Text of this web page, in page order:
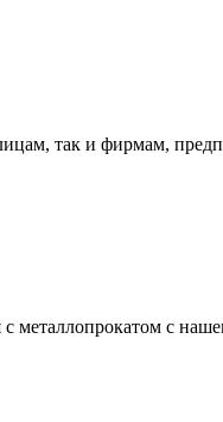
так и фирмам,
металлопрокатом с